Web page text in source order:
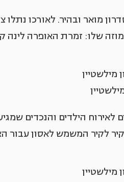
מואר ובהיר. לאורכו נתלו
שלו: זמרת האופרה לינה
הילדים והנכדים
לקיר המשמש לאסון עבור